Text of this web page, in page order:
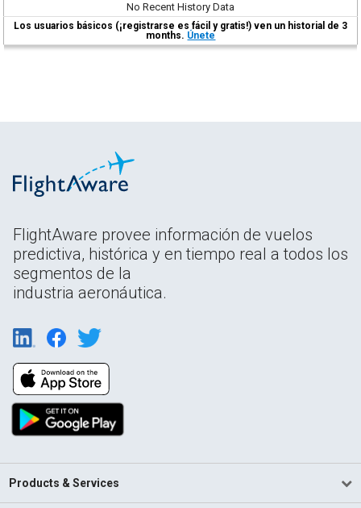
No Recent History Data
Los usuarios básicos (¡registrarse es fácil y gratis!) ven un historial de 3
months. Únete
FlightAware provee información de vuelos
predictiva, histórica y en tiempo real a todos los
segmentos de la
industria aeronáutica.
Products & Services